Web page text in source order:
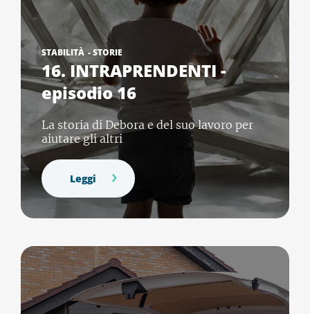
STABILITÀ -STORIE
16. INTRAPRENDENTI -
episodio 16
La storia di Debora e del suo lavoro per
aiutare gli altri
Leggi